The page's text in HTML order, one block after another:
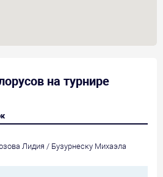
на турнире
Лидия / Бузурнеску Михаэла